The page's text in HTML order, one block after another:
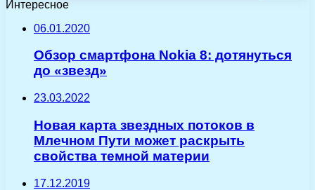
Интересное
06.01.2020
Обзор смартфона Nokia 8: дотянуться
до «звезд»
23.03.2022
Новая карта звездных потоков в
Млечном Пути может раскрыть
свойства темной материи
17.12.2019